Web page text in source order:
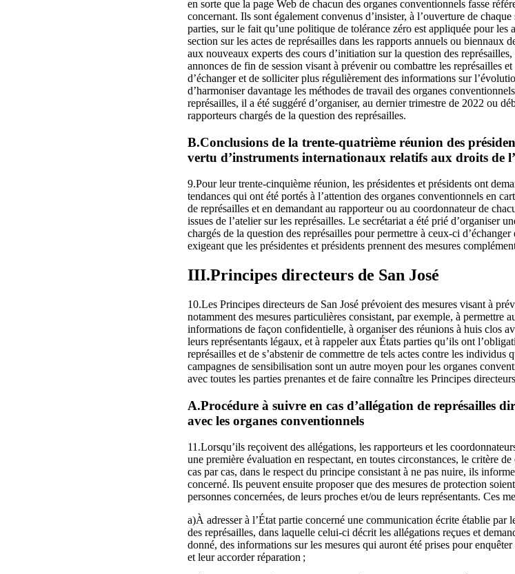
en sorte que la page Web de chacun des organes conventionnels fasse
concernant. Ils sont également convenus d’insister, à l’ouverture de
parties, sur le fait qu’une politique de tolérance zéro est appliquée pour les
section sur les actes de représailles dans les rapports annuels ou biennaux
aux nouveaux experts des cours d’initiation sur la question des
annonces de fin de session visant à prévenir ou combattre les représailles
d’échanger et de solliciter plus régulièrement des informations sur
d’harmoniser davantage les méthodes de travail des organes
représailles, il a été suggéré d’organiser, au dernier trimestre de 2022 ou
rapporteurs chargés de la question des représailles.
B.Conclusions de la trente-quatrième réunion des
vertu d’instruments internationaux relatifs aux droits de
9.Pour leur trente-cinquième réunion, les présidentes et présidents ont
tendances qui ont été portés à l’attention des organes conventionnels en
de représailles et en demandant au rapporteur ou au coordonnateur de
issues de l’atelier sur les représailles. Le secrétariat a été prié d’organiser
chargés de la question des représailles pour permettre à ceux-ci
exigeant que les présidentes et présidents prennent des mesures
III.Principes directeurs de San José
10.Les Principes directeurs de San José prévoient des mesures visant à
notamment des mesures particulières consistant, par exemple, à permettre
informations de façon confidentielle, à organiser des réunions à huis clos
leurs représentants légaux, et à rappeler aux États parties qu’ils ont
représailles et de s’abstenir de commettre de tels actes contre les
campagnes de sensibilisation sont un autre moyen pour les organes
avec toutes les parties prenantes et de faire connaître les Principes
A.Procédure à suivre en cas d’allégation de représailles
avec les organes conventionnels
11.Lorsqu’ils reçoivent des allégations, les rapporteurs et les
une première évaluation en respectant, en toutes circonstances, le critère
cas par cas, dans le respect du principe consistant à ne pas nuire, ils
concerné. Ils peuvent ensuite proposer que des mesures de protection
personnes concernées, de leurs proches et/ou de leurs représentants. Ces
a)À adresser à l’État partie concerné une communication écrite établie
des représailles, dans laquelle celui-ci décrit les allégations reçues et
donné, des informations sur les mesures qui auront été prises pour
et leur accorder réparation ;